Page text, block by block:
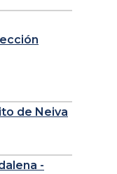
de Neiva
-